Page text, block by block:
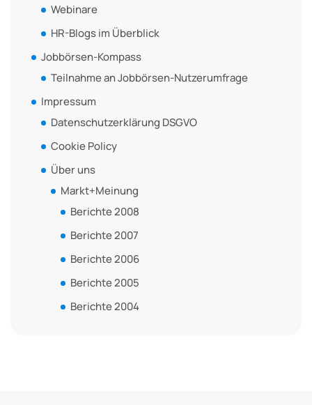
Webinare
HR-Blogs im Überblick
Jobbörsen-Kompass
Teilnahme an Jobbörsen-Nutzerumfrage
Impressum
Datenschutzerklärung DSGVO
Cookie Policy
Über uns
Markt+Meinung
Berichte 2008
Berichte 2007
Berichte 2006
Berichte 2005
Berichte 2004